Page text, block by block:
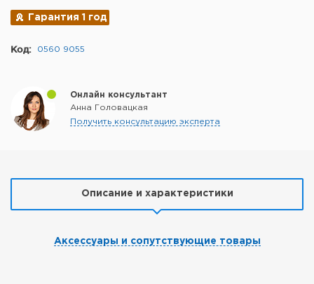
Гарантия 1 год
Код: 0560 9055
Онлайн консультант
Анна Головацкая
Получить консультацию эксперта
Описание и характеристики
Аксессуары и сопутствующие товары